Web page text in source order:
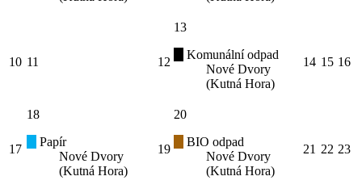
10 11 12
13
Komunální odpad
Nové Dvory
(Kutná Hora)
14 15 16
17
18
Papír
Nové Dvory
(Kutná Hora)
19
20
BIO odpad
Nové Dvory
(Kutná Hora)
21 22 23